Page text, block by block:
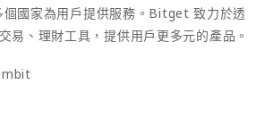
國家為用戶提供服務。Bitget 致力於透
易、理財工具，提供用戶更多元的產品。